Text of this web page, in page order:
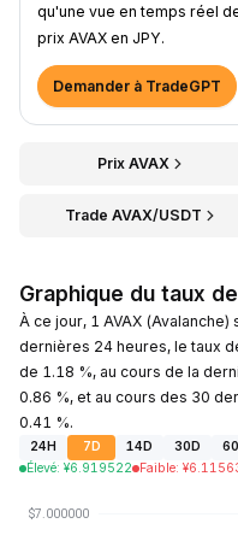
qu'une vue en temps réel
prix AVAX en JPY.
Demander à TradeGPT
Prix AVAX
Trade AVAX/USDT
Graphique du taux
À ce jour, 1 AVAX
dernières 24 heures, le taux
de 1.18 %, au cours de la
0.86 %, et au cours des 30
0.41 %.
24H 7D 14D 30D
Élevé: ¥6.919522 Faible: ¥